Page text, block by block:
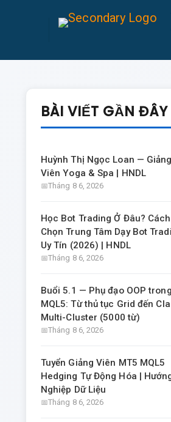
BÀI VIẾT GẦN ĐÂY
Huỳnh Thị Ngọc Loan — Giảng
Viên Yoga & Spa | HNDL
Tháng 8 6, 2026
Học Bot Trading Ở Đâu? Cách
Chọn Trung Tâm Dạy Bot
Uy Tín (2026) | HNDL
Tháng 8 6, 2026
Buổi 5.1 — Phụ đạo OOP trong
MQL5: Từ thủ tục Grid đến
Multi-Cluster (5000 từ)
Tháng 8 6, 2026
Tuyển Giảng Viên MT5 MQL5
Hedging Tự Động Hóa |
Nghiệp Dữ Liệu
Tháng 8 6, 2026